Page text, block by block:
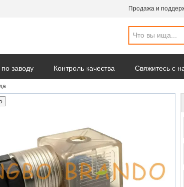
Продажа и
заводу Контроль качества Свяжитесь с